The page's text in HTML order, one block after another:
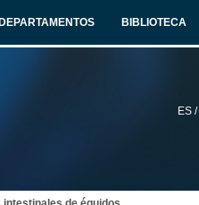
DEPARTAMENTOS BIBLIOTECA
ES /